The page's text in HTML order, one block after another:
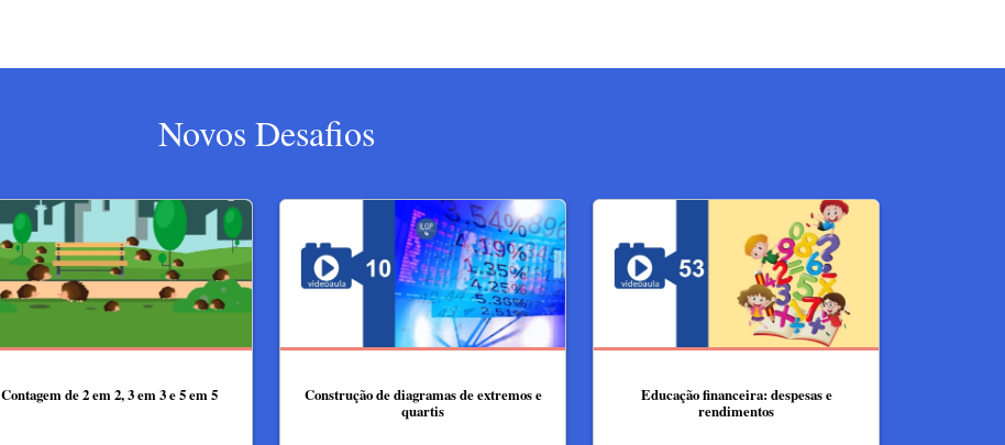
Novos Desafios
Contagem de 2 em 2, 3 em 3 e 5 em 5
Construção de diagramas de extremos e
quartis
Educação financeira: despesas e
rendimentos